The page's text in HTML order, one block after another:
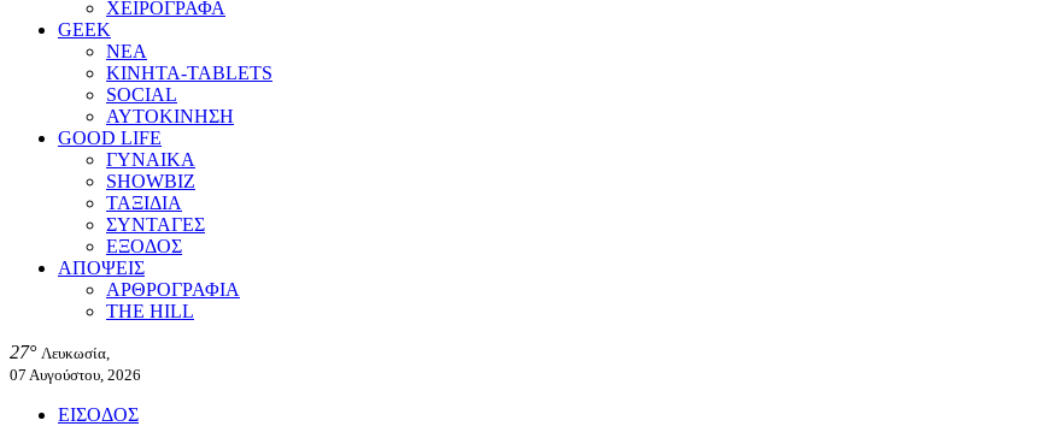
ΧΕΙΡΟΓΡΑΦΑ
GEEK
ΝΕΑ
ΚΙΝΗΤΑ-TABLETS
SOCIAL
ΑΥΤΟΚΙΝΗΣΗ
GOOD LIFE
ΓΥΝΑΙΚΑ
SHOWBIZ
ΤΑΞΙΔΙΑ
ΣΥΝΤΑΓΕΣ
ΕΞΟΔΟΣ
ΑΠΟΨΕΙΣ
ΑΡΘΡΟΓΡΑΦΙΑ
THE HILL
27° Λευκωσία,
07 Αυγούστου, 2026
ΕΙΣΟΔΟΣ